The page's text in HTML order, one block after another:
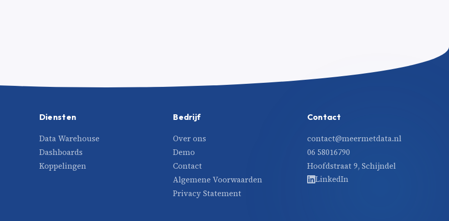
Diensten
Data Warehouse
Dashboards
Koppelingen
Bedrijf
Over ons
Demo
Contact
Algemene Voorwaarden
Privacy Statement
Contact
contact@meermetdata.nl
06 58016790
Hoofdstraat 9, Schijndel
LinkedIn